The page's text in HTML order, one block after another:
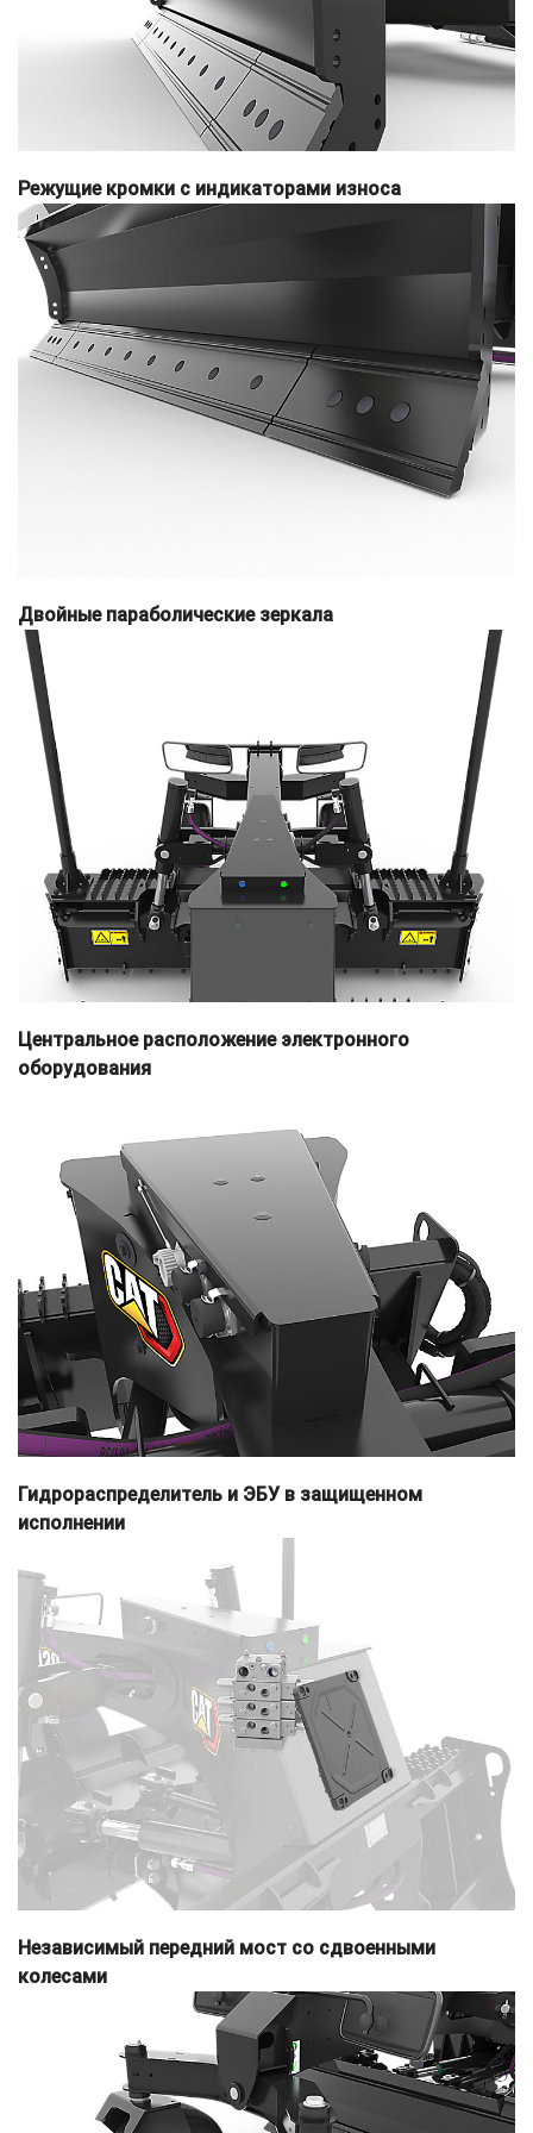
Режущие кромки с индикаторами износа
Двойные параболические зеркала
Центральное расположение электронного
оборудования
Гидрораспределитель и ЭБУ в защищенном
исполнении
Независимый передний мост со сдвоенными
колесами